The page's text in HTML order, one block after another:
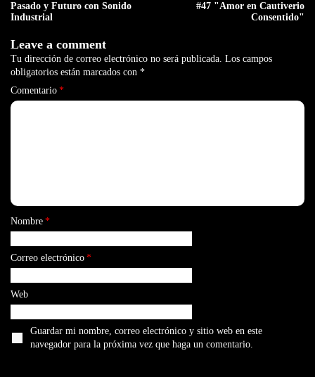
Pasado y Futuro con Sonido
Industrial
#47 "Amor en Cautiverio
Consentido"
Leave a comment
Tu dirección de correo electrónico no será publicada. Los campos
obligatorios están marcados con *
Comentario *
Nombre *
Correo electrónico *
Web
Guardar mi nombre, correo electrónico y sitio web en este
navegador para la próxima vez que haga un comentario.